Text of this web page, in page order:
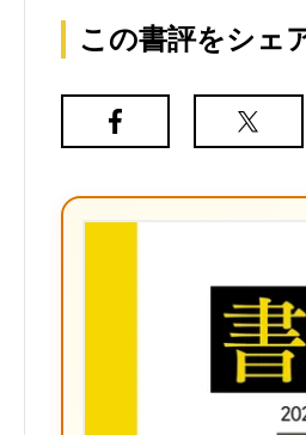
この書評をシェ
Facebook
X（旧